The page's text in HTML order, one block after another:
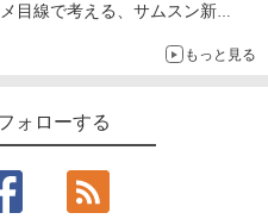
目線で考える、サムスン新
もっと見る
ォローする